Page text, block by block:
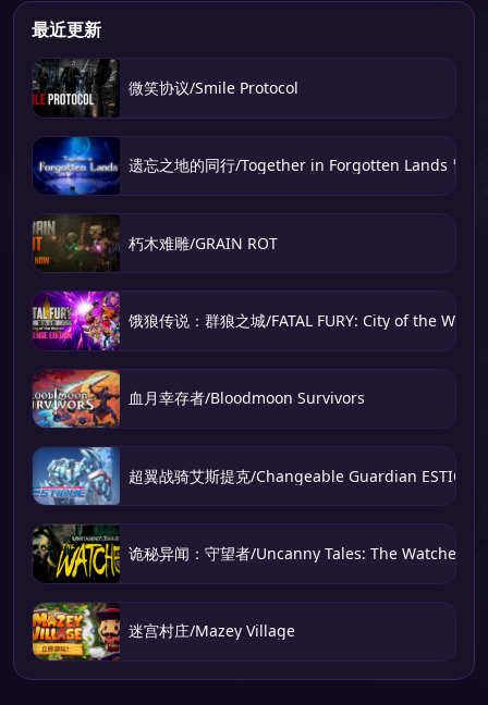
最近更新
微笑协议/Smile Protocol
遗忘之地的同行/Together in Forgotten Lands 冒险
朽木难雕/GRAIN ROT
饿狼传说：群狼之城/FATAL FURY: City of the
血月幸存者/Bloodmoon Survivors
超翼战骑艾斯提克/Changeable Guardian ESTIQUE
诡秘异闻：守望者/Uncanny Tales: The Watcher
迷宫村庄/Mazey Village